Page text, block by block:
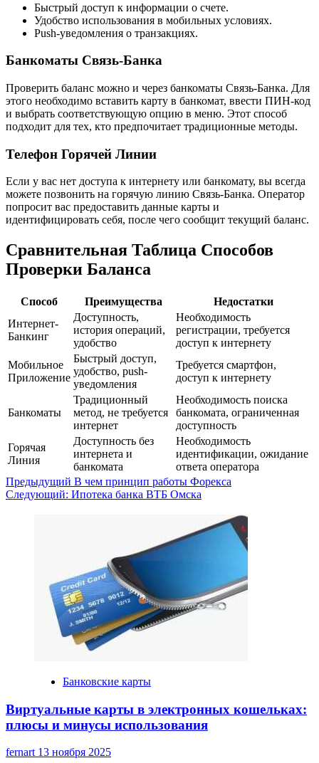
Быстрый доступ к информации о счете.
Удобство использования в мобильных условиях.
Push-уведомления о транзакциях.
Банкоматы Связь-Банка
Проверить баланс можно и через банкоматы Связь-Банка. Для
этого необходимо вставить карту в банкомат, ввести ПИН-код
и выбрать соответствующую опцию в меню. Этот способ
подходит для тех, кто предпочитает традиционные методы.
Телефон Горячей Линии
Если у вас нет доступа к интернету или банкомату, вы всегда
можете позвонить на горячую линию Связь-Банка. Оператор
попросит вас предоставить данные карты и
идентифицировать себя, после чего сообщит текущий баланс.
Сравнительная Таблица Способов
Проверки Баланса
Способ Преимущества
Недостатки
Интернет-
Банкинг
Доступность,
история операций,
удобство
Необходимость
регистрации, требуется
доступ к интернету
Мобильное
Приложение
Быстрый доступ,
удобство, push-
уведомления
Требуется смартфон,
доступ к интернету
Банкоматы
Традиционный
метод, не требуется
интернет
Необходимость поиска
банкомата, ограниченная
доступность
Горячая
Линия
Доступность без
интернета и
банкомата
Необходимость
идентификации, ожидание
ответа оператора
Навигация
записи
Предыдущий В чем принцип работы Форекса
Следующий: Ипотека банка ВТБ Омска
Банковские карты
Виртуальные карты в электронных кошельках:
плюсы и минусы использования
fernart 13 ноября 2025